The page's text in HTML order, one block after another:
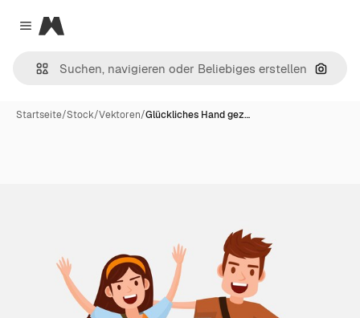
Close menu
Magnific
Nach
Startseite/Stock/Vektoren/Glückliches Hand gez…